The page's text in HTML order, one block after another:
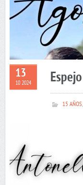
13
10 2024
15 AÑOS,